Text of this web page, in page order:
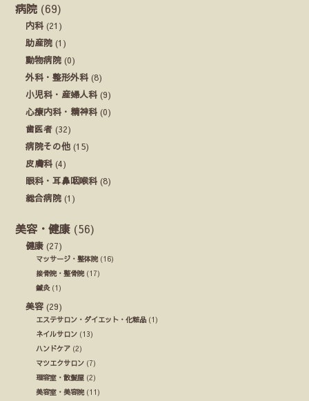
病院 (69)
内科 (21)
助産院 (1)
動物病院 (0)
外科・整形外科 (8)
小児科・産婦人科 (9)
心療内科・精神科 (0)
歯医者 (32)
病院その他 (15)
皮膚科 (4)
眼科・耳鼻咽喉科 (8)
総合病院 (1)
美容・健康 (56)
健康 (27)
マッサージ・整体院(16)
接骨院・整骨院(17)
鍼灸(1)
美容 (29)
エステサロン・ダイエット・化粧品 (1)
ネイルサロン (13)
ハンドケア (2)
マツエクサロン (7)
理容室・散髪屋 (2)
美容室・美容院(11)